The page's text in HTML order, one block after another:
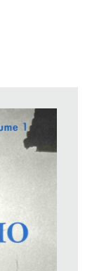
gli abitanti di
se da una
ha anche quella
protesta
perché nel
più a un corvo.
di tipo
affidati a
anche